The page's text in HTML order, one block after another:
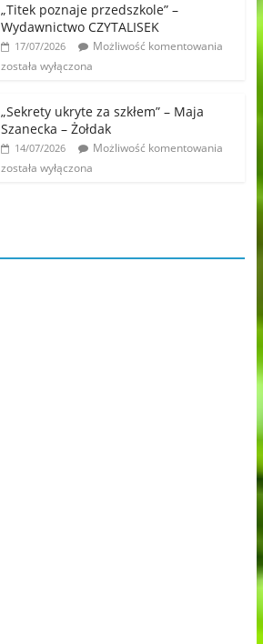
„Titek poznaje przedszkole” –
Wydawnictwo CZYTALISEK
17/07/2026
Możliwość komentowania
została wyłączona
„Sekrety ukryte za szkłem” – Maja
Szanecka – Żołdak
14/07/2026
Możliwość komentowania
została wyłączona